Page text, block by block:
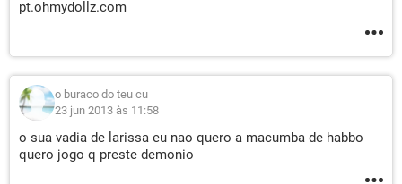
pt.ohmydollz.com
o buraco do teu cu
23 jun 2013 às 11:58
o sua vadia de larissa eu nao quero a macumba de habbo
quero jogo q preste demonio